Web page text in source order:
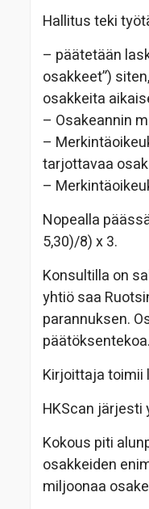
Hallitus teki
– päätetään
osakkeet”)
osakkeita
– Osakeannin
–
tarjottavaa
–
Nopealla
5,30)/8) x 3.
Konsultilla on
yhtiö saa
parannuksen.
päätöksentekoa.
Kirjoittaja toimii
HKScan järjesti
Kokous piti
osakkeiden
miljoonaa